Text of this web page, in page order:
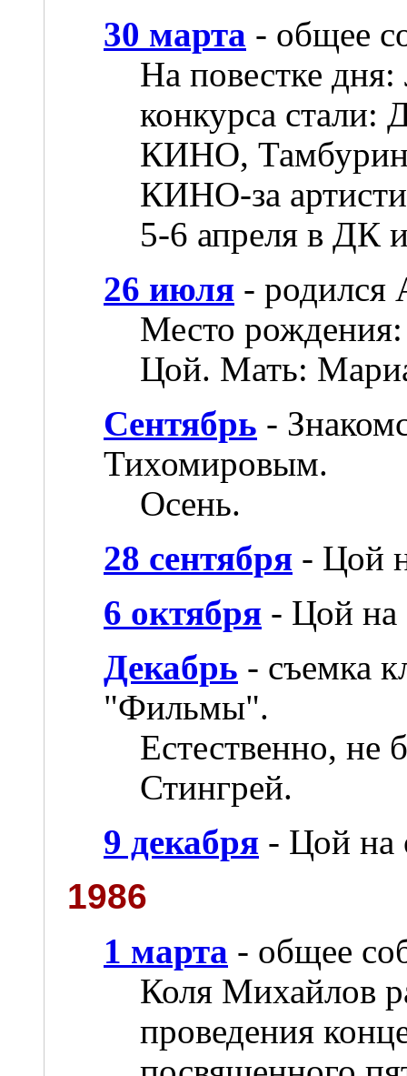
30 марта - общее
На повестке
конкурса
КИНО,
КИНО-за
5-6 апреля в ДК
26 июля - родился
Место
Цой. Мать:
Сентябрь -
Тихомировым.
Осень.
28 сентября - Цой
6 октября - Цой
Декабрь - съемка
"Фильмы".
Естественно, не
Стингрей.
9 декабря - Цой на
1986
1 марта - общее
Коля Михайлов
проведения